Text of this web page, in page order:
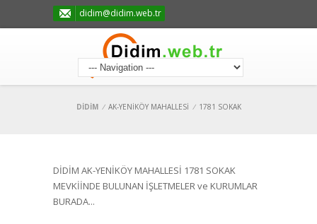
didim@didim.web.tr
DİDİM / AK-YENİKÖY MAHALLESİ / 1781 SOKAK
DİDİM AK-YENİKÖY MAHALLESİ 1781 SOKAK
MEVKİİNDE BULUNAN İŞLETMELER ve KURUMLAR
BURADA...